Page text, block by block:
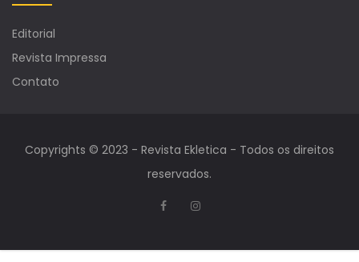
Editorial
Revista Impressa
Contato
Copyrights © 2023 - Revista Ekletica - Todos os direitos
reservados.